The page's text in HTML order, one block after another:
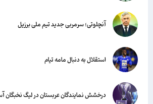
آنچلوتی؛ سرمربی جدید تیم ملی برزیل
استقلال به دنبال مامه تیام
درخشش نمایندگان عربستان در لیگ نخبگان آسیا